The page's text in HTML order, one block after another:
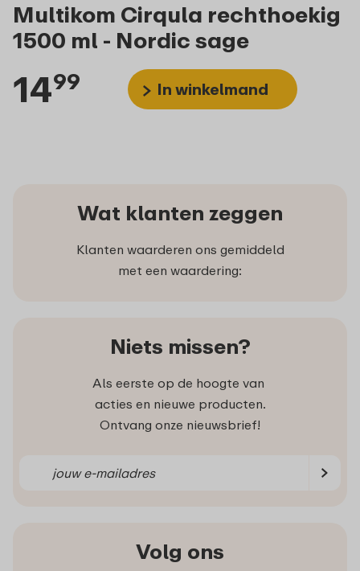
Multikom Cirqula rechthoekig
1500 ml - Nordic sage
1499 In winkelmand
Wat klanten zeggen
Klanten waarderen ons gemiddeld
met een waardering:
Niets missen?
Als eerste op de hoogte van
acties en nieuwe producten.
Ontvang onze nieuwsbrief!
Volg ons